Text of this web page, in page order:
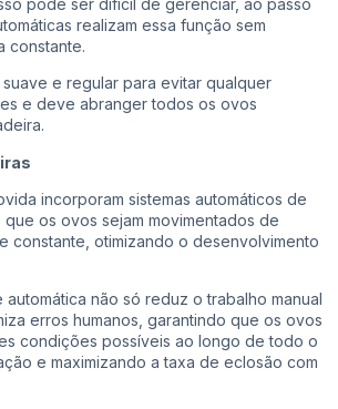
realizam essa função sem
constante.
e regular para evitar qualquer
e deve abranger todos os ovos
incorporam sistemas automáticos de
os ovos sejam movimentados de
constante, otimizando o desenvolvimento
automática não só reduz o trabalho manual
erros humanos, garantindo que os ovos
condições possíveis ao longo de todo o
e maximizando a taxa de eclosão com